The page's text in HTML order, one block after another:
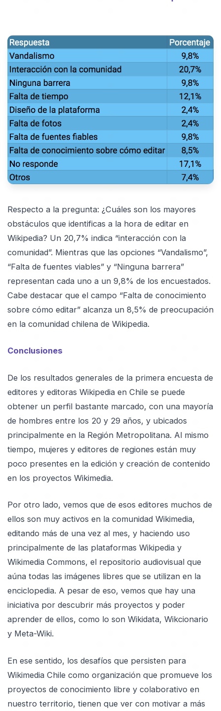
Respecto a la pregunta: ¿Cuáles son los mayores
obstáculos que identificas a la hora de editar en
Wikipedia? Un 20,7% indica “interacción con la
comunidad”. Mientras que las opciones “Vandalismo”,
“Falta de fuentes viables” y “Ninguna barrera”
representan cada uno a un 9,8% de los encuestados.
Cabe destacar que el campo “Falta de conocimiento
sobre cómo editar” alcanza un 8,5% de preocupación
en la comunidad chilena de Wikipedia.
Conclusiones
De los resultados generales de la primera encuesta de
editores y editoras Wikipedia en Chile se puede
obtener un perfil bastante marcado, con una mayoría
de hombres entre los 20 y 29 años, y ubicados
principalmente en la Región Metropolitana. Al mismo
tiempo, mujeres y editores de regiones están muy
poco presentes en la edición y creación de contenido
en los proyectos Wikimedia.
Por otro lado, vemos que de esos editores muchos de
ellos son muy activos en la comunidad Wikimedia,
editando más de una vez al mes, y haciendo uso
principalmente de las plataformas Wikipedia y
Wikimedia Commons, el repositorio audiovisual que
aúna todas las imágenes libres que se utilizan en la
enciclopedia. A pesar de eso, vemos que hay una
iniciativa por descubrir más proyectos y poder
aprender de ellos, como lo son Wikidata, Wikcionario
y Meta-Wiki.
En ese sentido, los desafíos que persisten para
Wikimedia Chile como organización que promueve los
proyectos de conocimiento libre y colaborativo en
nuestro territorio, tienen que ver con motivar a más